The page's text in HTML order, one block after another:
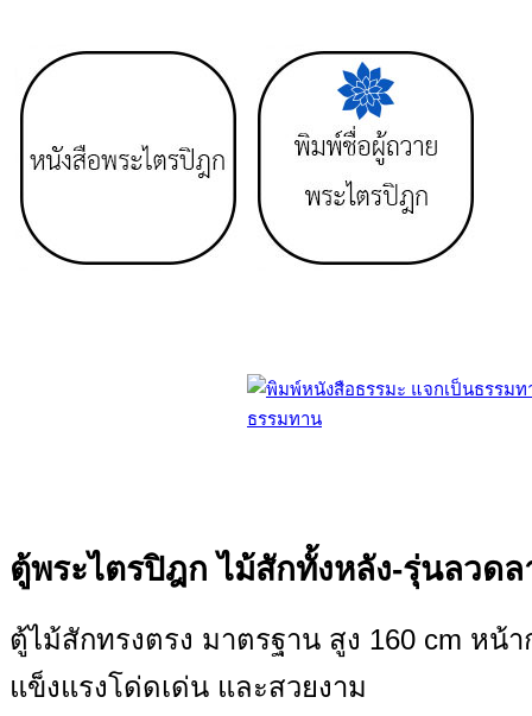
ตู้พระไตรปิฎก ไม้สักทั้งหลัง-รุ่นลวด
ตู้ไม้สักทรงตรง มาตรฐาน สูง 160 cm หน้า
แข็งแรงโด่ดเด่น และสวยงาม